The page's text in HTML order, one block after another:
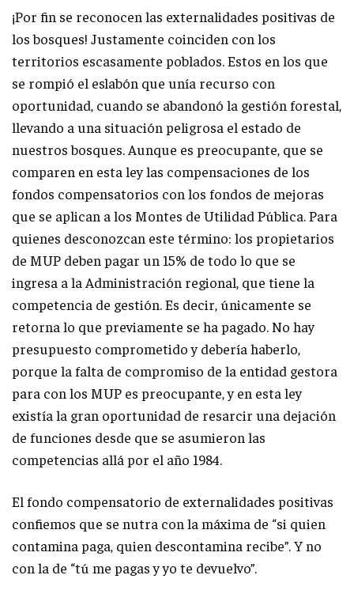
¡Por fin se reconocen las externalidades positivas de
los bosques! Justamente coinciden con los
territorios escasamente poblados. Estos en los que
se rompió el eslabón que unía recurso con
oportunidad, cuando se abandonó la gestión forestal,
llevando a una situación peligrosa el estado de
nuestros bosques. Aunque es preocupante, que se
comparen en esta ley las compensaciones de los
fondos compensatorios con los fondos de mejoras
que se aplican a los Montes de Utilidad Pública. Para
quienes desconozcan este término: los propietarios
de MUP deben pagar un 15% de todo lo que se
ingresa a la Administración regional, que tiene la
competencia de gestión. Es decir, únicamente se
retorna lo que previamente se ha pagado. No hay
presupuesto comprometido y debería haberlo,
porque la falta de compromiso de la entidad gestora
para con los MUP es preocupante, y en esta ley
existía la gran oportunidad de resarcir una dejación
de funciones desde que se asumieron las
competencias allá por el año 1984.
El fondo compensatorio de externalidades positivas
confiemos que se nutra con la máxima de “si quien
contamina paga, quien descontamina recibe”. Y no
con la de “tú me pagas y yo te devuelvo”.